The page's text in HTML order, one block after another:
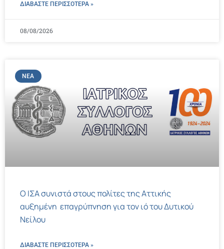
ΔΙΑΒΑΣΤΕ ΠΕΡΙΣΣΌΤΕΡΑ »
08/08/2026
ΝΈΑ
Ο ΙΣΑ συνιστά στους πολίτες της Αττικής
αυξημένη επαγρύπνηση για τον ιό του Δυτικού
Νείλου
ΔΙΑΒΑΣΤΕ ΠΕΡΙΣΣΌΤΕΡΑ »